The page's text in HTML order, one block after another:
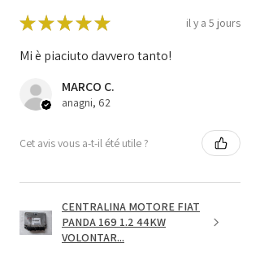
★★★★★ il y a 5 jours
Mi è piaciuto davvero tanto!
MARCO C.
anagni, 62
Cet avis vous a-t-il été utile ?
CENTRALINA MOTORE FIAT
PANDA 169 1.2 44KW
VOLONTAR...